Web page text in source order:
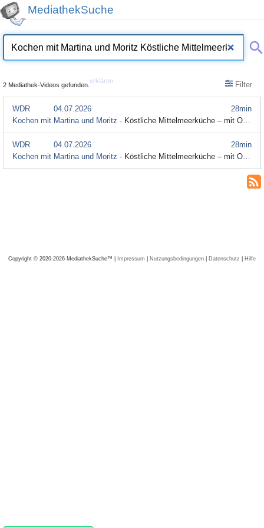
MediathekSuche
2 Mediathek-Videos gefunden.
erklären Filter
28min
WDR
04.07.2026
Kochen mit Martina und Moritz - Köstliche Mittelmeerküche – mit Olivenöl und viel Gemüse
28min
WDR
04.07.2026
Kochen mit Martina und Moritz - Köstliche Mittelmeerküche – mit Olivenöl und viel Gemüse (Gebärdensprache)
Copyright © 2020-2026 MediathekSuche™ | Impressum | Nutzungsbedingungen | Datenschutz | Hilfe